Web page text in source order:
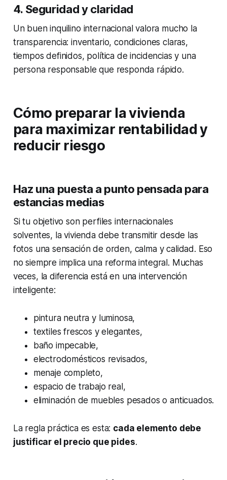
4. Seguridad y claridad
Un buen inquilino internacional valora mucho la
transparencia: inventario, condiciones claras,
tiempos definidos, política de incidencias y una
persona responsable que responda rápido.
Cómo preparar la vivienda
para maximizar rentabilidad y
reducir riesgo
Haz una puesta a punto pensada para
estancias medias
Si tu objetivo son perfiles internacionales
solventes, la vivienda debe transmitir desde las
fotos una sensación de orden, calma y calidad. Eso
no siempre implica una reforma integral. Muchas
veces, la diferencia está en una intervención
inteligente:
pintura neutra y luminosa,
textiles frescos y elegantes,
baño impecable,
electrodomésticos revisados,
menaje completo,
espacio de trabajo real,
eliminación de muebles pesados o anticuados.
La regla práctica es esta: cada elemento debe
justificar el precio que pides.